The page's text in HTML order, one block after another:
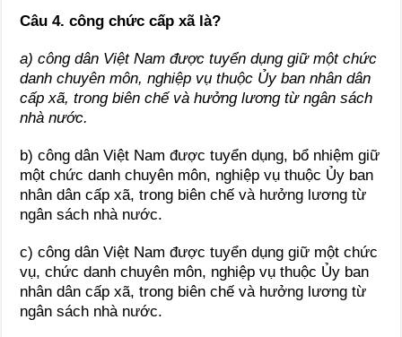
Câu 4. công chức cấp xã là?
a) công dân Việt Nam được tuyển dụng giữ một chức
danh chuyên môn, nghiệp vụ thuộc Ủy ban nhân dân
cấp xã, trong biên chế và hưởng lương từ ngân sách
nhà nước.
b) công dân Việt Nam được tuyển dụng, bổ nhiệm giữ
một chức danh chuyên môn, nghiệp vụ thuộc Ủy ban
nhân dân cấp xã, trong biên chế và hưởng lương từ
ngân sách nhà nước.
c) công dân Việt Nam được tuyển dụng giữ một chức
vụ, chức danh chuyên môn, nghiệp vụ thuộc Ủy ban
nhân dân cấp xã, trong biên chế và hưởng lương từ
ngân sách nhà nước.